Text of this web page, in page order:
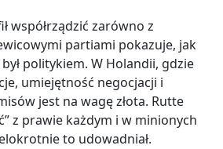
współrządzić zarówno z
partiami pokazuje, jak
politykiem. W Holandii, gdzie
umiejętność negocjacji i
jest na wagę złota. Rutte
z prawie każdym i w minionych
to udowadniał.